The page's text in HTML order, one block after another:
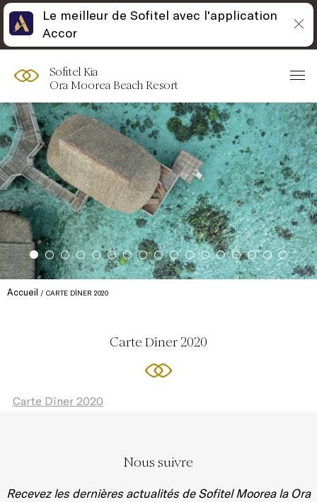
Sofitel Kia
Ora Moorea Beach Resort
Accueil CARTE DÎNER 2020
Carte Dîner 2020
Carte Dîner 2020
Nous suivre
Recevez les dernières actualités de Sofitel Moorea la Ora
Le meilleur de Sofitel avec l'application
Accor